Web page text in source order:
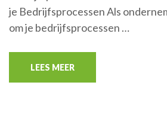
je Bedrijfsprocessen Als
om je bedrijfsprocessen …
LEES MEER